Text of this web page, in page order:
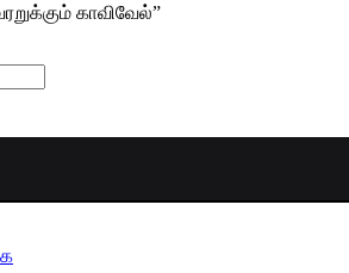
காவிவேல்”